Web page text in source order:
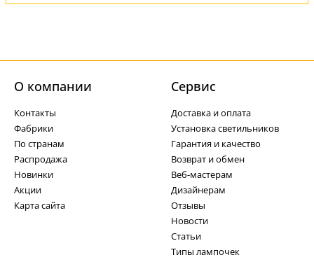
О компании
Контакты
Фабрики
По странам
Распродажа
Новинки
Акции
Карта сайта
Cервис
Доставка и оплата
Установка светильников
Гарантия и качество
Возврат и обмен
Веб-мастерам
Дизайнерам
Отзывы
Новости
Статьи
Типы лампочек